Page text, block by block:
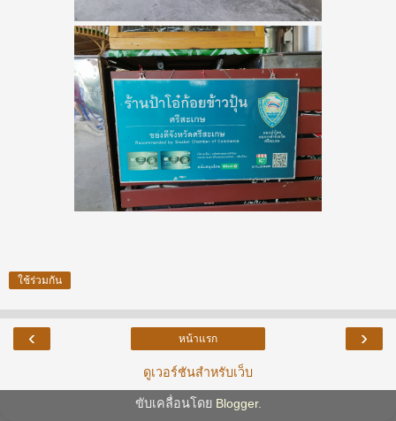
ใช้ร่วมกัน
‹ ›
หน้าแรก
ดูเวอร์ชันสำหรับเว็บ
ขับเคลื่อนโดย Blogger.